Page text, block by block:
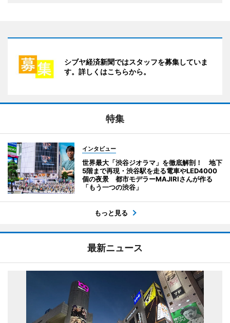
シブヤ経済新聞ではスタッフを募集していま
す。詳しくはこちらから。
特集
インタビュー
世界最大「渋谷ジオラマ」を徹底解剖！ 地下
5階まで再現・渋谷駅を走る電車やLED4000
個の夜景 都市モデラーMAJIRIさんが作る
「もう一つの渋谷」
もっと見る
最新ニュース